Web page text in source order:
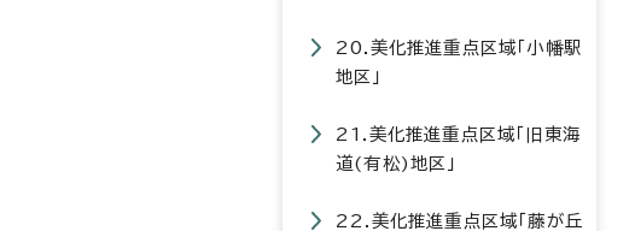
20.美化推進重点区域「小幡駅
地区」
21.美化推進重点区域「旧東海
道(有松)地区」
22.美化推進重点区域「藤が丘